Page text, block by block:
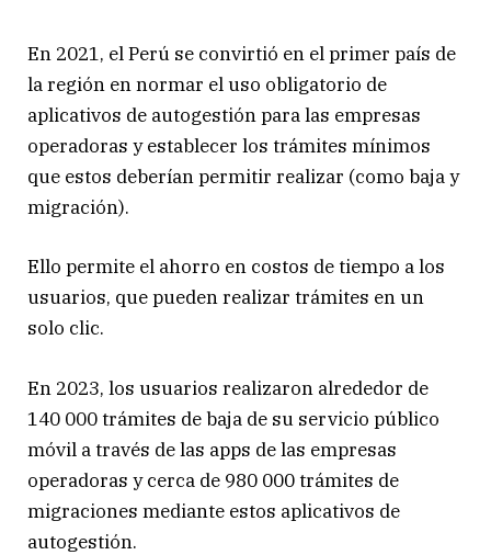
En 2021, el Perú se convirtió en el primer país de
la región en normar el uso obligatorio de
aplicativos de autogestión para las empresas
operadoras y establecer los trámites mínimos
que estos deberían permitir realizar (como baja y
migración).
Ello permite el ahorro en costos de tiempo a los
usuarios, que pueden realizar trámites en un
solo clic.
En 2023, los usuarios realizaron alrededor de
140 000 trámites de baja de su servicio público
móvil a través de las apps de las empresas
operadoras y cerca de 980 000 trámites de
migraciones mediante estos aplicativos de
autogestión.